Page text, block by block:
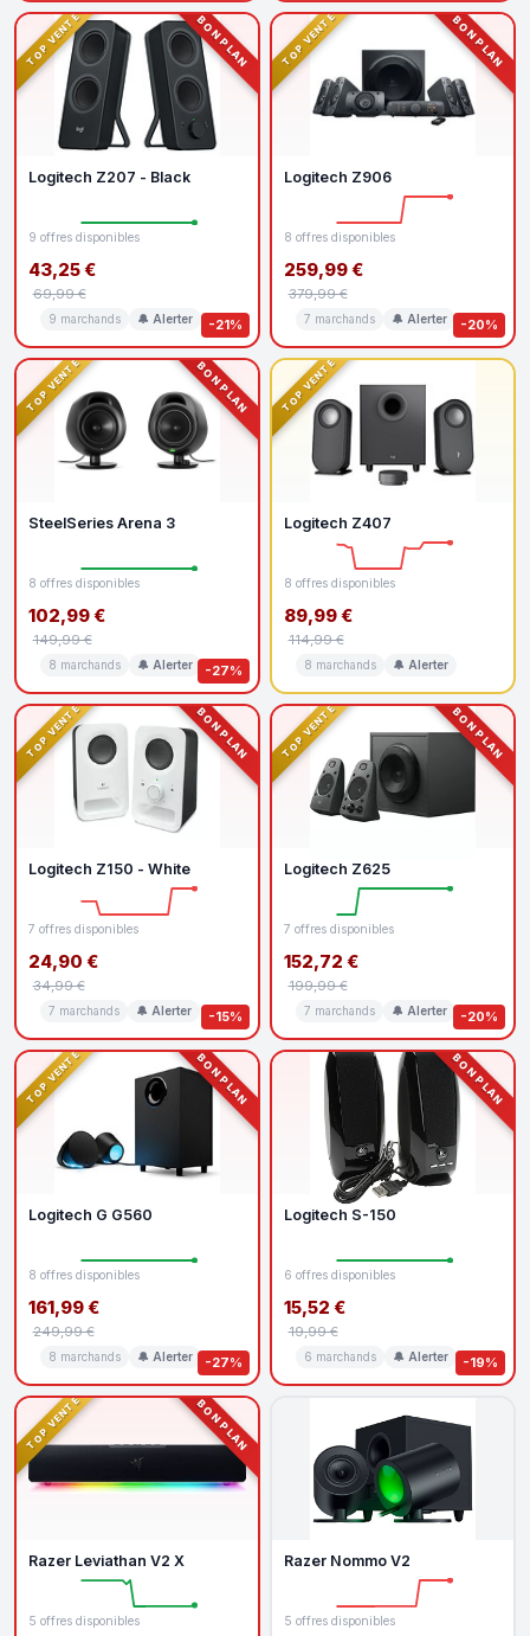
TOP VENTE BON PLAN
-21%
Logitech Z207 - Black
9 offres disponibles
43,25 €
69,99 €
9 marchands 🔔 Alerter
TOP VENTE BON PLAN
-20%
Logitech Z906
8 offres disponibles
259,99 €
379,99 €
7 marchands 🔔 Alerter
TOP VENTE BON PLAN
-27%
SteelSeries Arena 3
8 offres disponibles
102,99 €
149,99 €
8 marchands 🔔 Alerter
TOP VENTE
Logitech Z407
8 offres disponibles
89,99 €
114,99 €
8 marchands 🔔 Alerter
TOP VENTE BON PLAN
-15%
Logitech Z150 - White
7 offres disponibles
24,90 €
34,99 €
7 marchands 🔔 Alerter
TOP VENTE BON PLAN
-20%
Logitech Z625
7 offres disponibles
152,72 €
199,99 €
7 marchands 🔔 Alerter
TOP VENTE BON PLAN
-27%
Logitech G G560
8 offres disponibles
161,99 €
249,99 €
8 marchands 🔔 Alerter
BON PLAN
-19%
Logitech S-150
6 offres disponibles
15,52 €
19,99 €
6 marchands 🔔 Alerter
TOP VENTE BON PLAN
Razer Leviathan V2 X
5 offres disponibles
Razer Nommo V2
5 offres disponibles